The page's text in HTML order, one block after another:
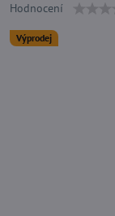
Výprodej
Hodnocení